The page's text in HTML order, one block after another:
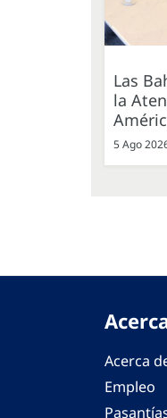
Las
la
5 Ago
Acerca
Empleo